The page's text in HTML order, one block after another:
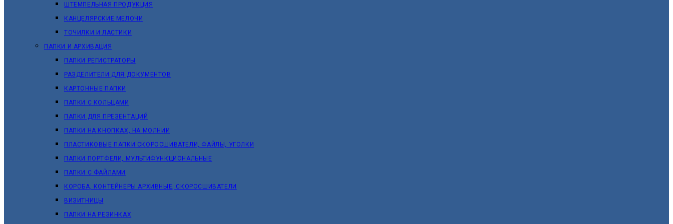
ШТЕМПЕЛЬНАЯ ПРОДУКЦИЯ
КАНЦЕЛЯРСКИЕ МЕЛОЧИ
ТОЧИЛКИ И ЛАСТИКИ
ПАПКИ И АРХИВАЦИЯ
ПАПКИ РЕГИСТРАТОРЫ
РАЗДЕЛИТЕЛИ ДЛЯ ДОКУМЕНТОВ
КАРТОННЫЕ ПАПКИ
ПАПКИ С КОЛЬЦАМИ
ПАПКИ ДЛЯ ПРЕЗЕНТАЦИЙ
ПАПКИ НА КНОПКАХ, НА МОЛНИИ
ПЛАСТИКОВЫЕ ПАПКИ СКОРОСШИВАТЕЛИ, ФАЙЛЫ, УГОЛКИ
ПАПКИ ПОРТФЕЛИ, МУЛЬТИФУНКЦИОНАЛЬНЫЕ
ПАПКИ С ФАЙЛАМИ
КОРОБА, КОНТЕЙНЕРЫ АРХИВНЫЕ, СКОРОСШИВАТЕЛИ
ВИЗИТНИЦЫ
ПАПКИ НА РЕЗИНКАХ